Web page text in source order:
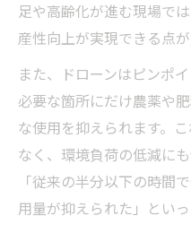
ピンポイント散
肥料散布の自動
人手不足対策なら
農業用ドローン
か
少人数でも広範
用
農業用ドローン
足や高齢化が進む現場で
産性向上が実現できる点
また、ドローンはピンポ
必要な箇所にだけ農薬や
な使用を抑えられます。
なく、環境負荷の低減に
「従来の半分以下の時間
用量が抑えられた」とい